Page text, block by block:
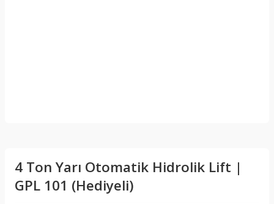
4 Ton Yarı Otomatik Hidrolik Lift |
GPL 101 (Hediyeli)